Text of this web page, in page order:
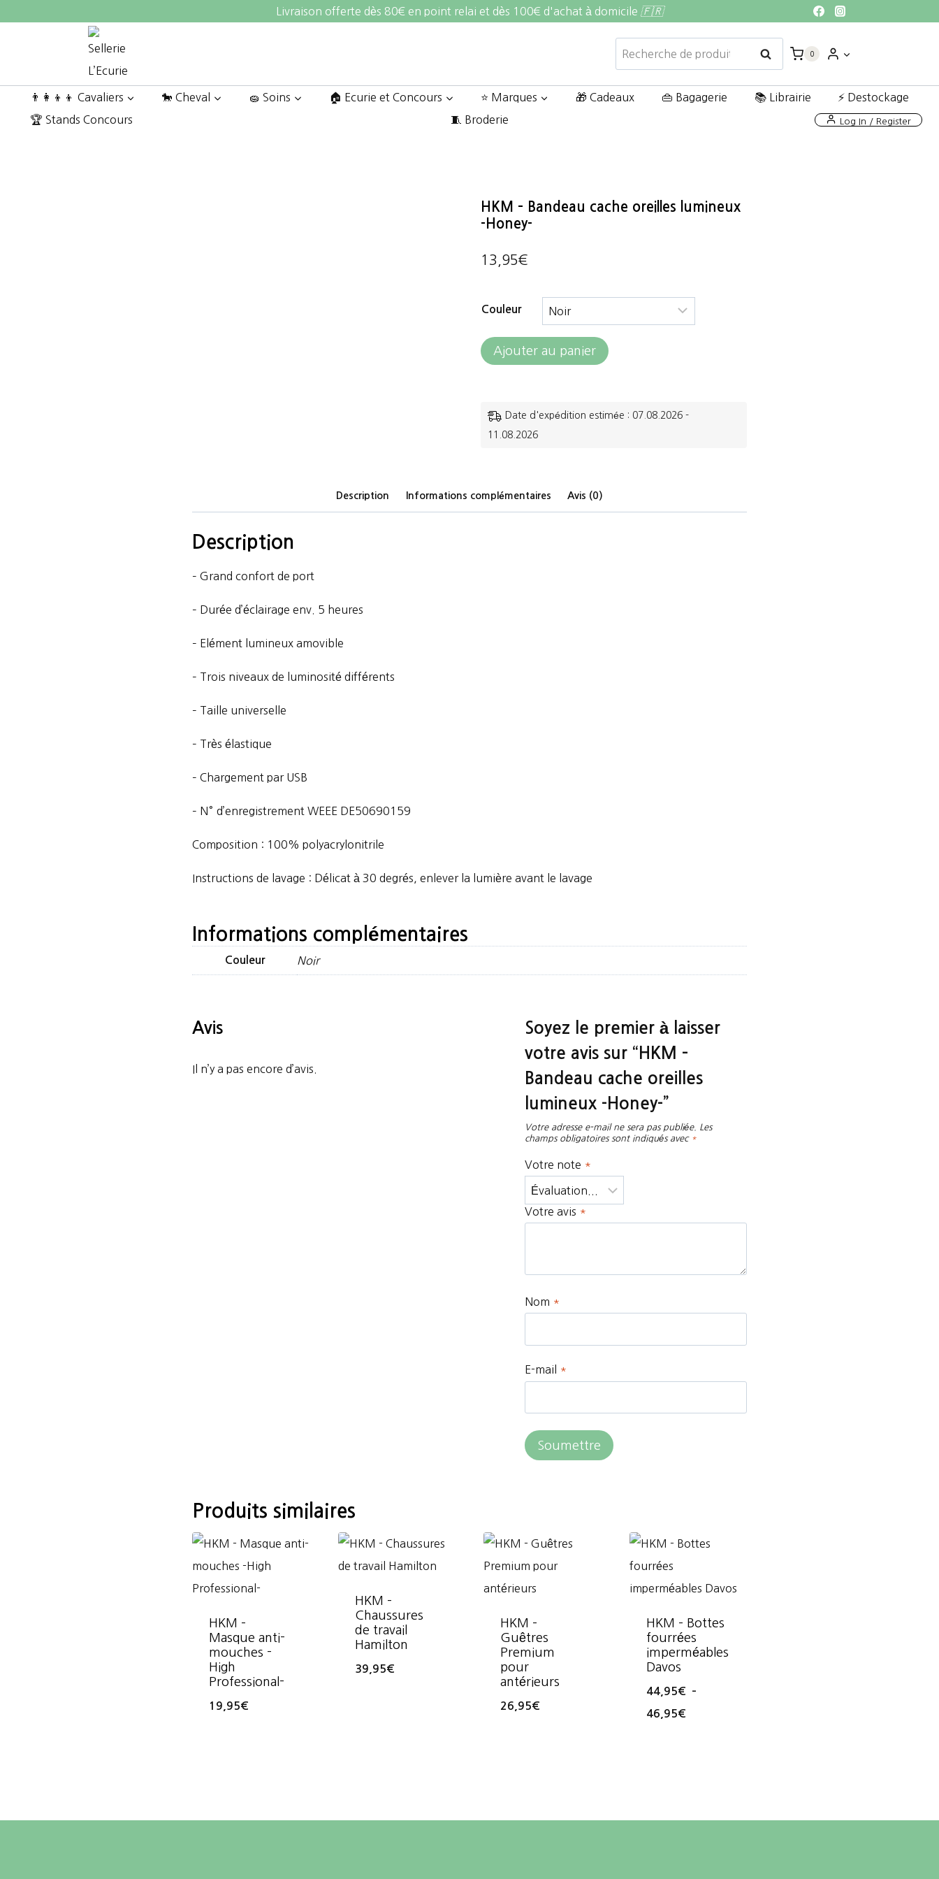
Livraison offerte dès 80€ en point relai et dès 100€ d'achat à domicile 🇫🇷
Recherche
pour :
Recherche
0
👨‍👩‍👦‍👦 Cavaliers 🐎 Cheval 🧽 Soins 🏠 Ecurie et Concours ⭐ Marques 🎁 Cadeaux 👜 Bagagerie 📚 Librairie ⚡ Destockage
🏆 Stands Concours 🧵 Broderie Log In / Register
HKM – Bandeau cache oreilles lumineux
-Honey-
13,95€
Couleur
quantité
Bandeau
lumineux
Ajouter au panier
Date d'expédition estimée : 07.08.2026 -
11.08.2026
Description Informations complémentaires Avis (0)
Description
– Grand confort de port
– Durée d’éclairage env. 5 heures
– Elément lumineux amovible
– Trois niveaux de luminosité différents
– Taille universelle
– Très élastique
– Chargement par USB
– N° d’enregistrement WEEE DE50690159
Composition : 100% polyacrylonitrile
Instructions de lavage : Délicat à 30 degrés, enlever la lumière avant le lavage
Informations complémentaires
Couleur Noir
Avis
Il n’y a pas encore d’avis.
Soyez le premier à laisser
votre avis sur “HKM –
Bandeau cache oreilles
lumineux -Honey-”
Votre adresse e-mail ne sera pas publiée.
Les
champs obligatoires sont indiqués avec *
Votre note *
Votre avis *
Nom *
E-mail *
Produits similaires
HKM –
Masque anti-
mouches -
High
Professional-
19,95€
HKM –
Chaussures
de travail
Hamilton
39,95€
HKM –
Guêtres
Premium
pour
antérieurs
26,95€
HKM – Bottes
fourrées
imperméables
Davos
44,95€ –
46,95€Plage